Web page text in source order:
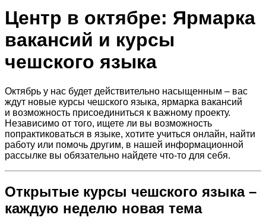
Центр в октябре: Ярмарка
вакансий и курсы
чешского языка
Октябрь у нас будет действительно насыщенным – вас
ждут новые курсы чешского языка, ярмарка вакансий
и возможность присоединиться к важному проекту.
Независимо от того, ищете ли вы возможность
попрактиковаться в языке, хотите учиться онлайн, найти
работу или помочь другим, в нашей информационной
рассылке вы обязательно найдете что-то для себя.
Открытые курсы чешского языка –
каждую неделю новая тема